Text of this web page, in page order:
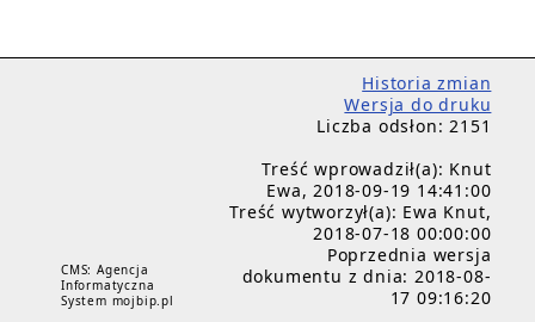
CMS: Agencja
Informatyczna
System mojbip.pl
Historia zmian
Wersja do druku
Liczba odsłon: 2151
Treść wprowadził(a): Knut
Ewa, 2018-09-19 14:41:00
Treść wytworzył(a): Ewa Knut,
2018-07-18 00:00:00
Poprzednia wersja
dokumentu z dnia: 2018-08-
17 09:16:20